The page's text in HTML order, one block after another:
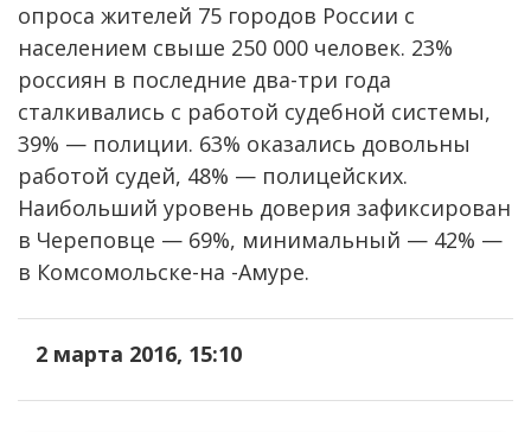
опроса жителей 75 городов России с
населением свыше 250 000 человек. 23%
россиян в последние два-три года
сталкивались с работой судебной системы,
39% — полиции. 63% оказались довольны
работой судей, 48% — полицейских.
Наибольший уровень доверия зафиксирован
в Череповце — 69%, минимальный — 42% —
в Комсомольске-на -Амуре.
2 марта 2016, 15:10